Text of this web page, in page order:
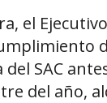
el
SAC
del año,